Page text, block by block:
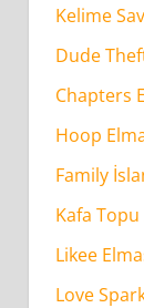
Kelime
Dude
Chapters
Hoop
Family
Kafa
Likee
Love